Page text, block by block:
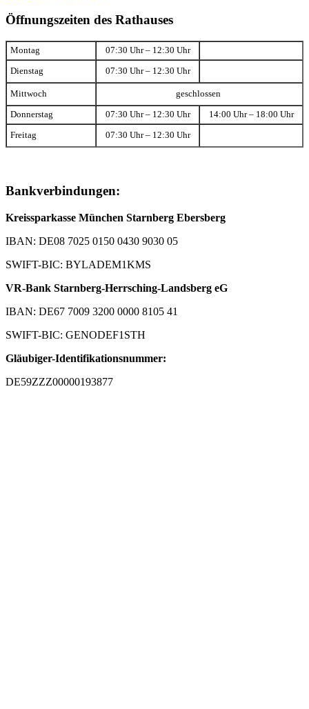
Öffnungszeiten des Rathauses
Montag 07:30 Uhr – 12:30 Uhr
Dienstag 07:30 Uhr – 12:30 Uhr
Mittwoch geschlossen
Donnerstag 07:30 Uhr – 12:30 Uhr 14:00 Uhr – 18:00 Uhr
Freitag 07:30 Uhr – 12:30 Uhr
Bankverbindungen:
Kreissparkasse München Starnberg Ebersberg
IBAN: DE08 7025 0150 0430 9030 05
SWIFT-BIC: BYLADEM1KMS
VR-Bank Starnberg-Herrsching-Landsberg eG
IBAN: DE67 7009 3200 0000 8105 41
SWIFT-BIC: GENODEF1STH
Gläubiger-Identifikationsnummer:
DE59ZZZ00000193877